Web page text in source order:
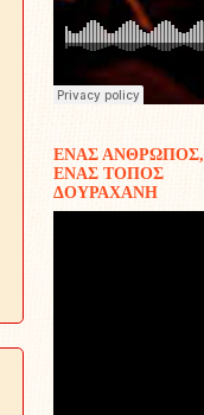
ΕΝΑΣ ΑΝΘΡΩΠΟΣ,
ΕΝΑΣ ΤΟΠΟΣ
ΔΟΥΡΑΧΑΝΗ